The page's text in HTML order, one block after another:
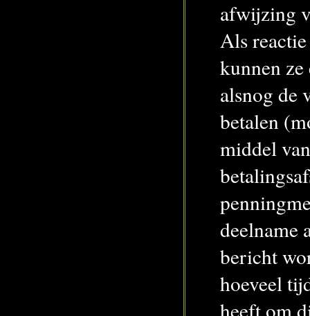
afwijzing
Als
kunnen
alsnog de
betalen
middel
deelname
bericht
hoeveel
heeft om